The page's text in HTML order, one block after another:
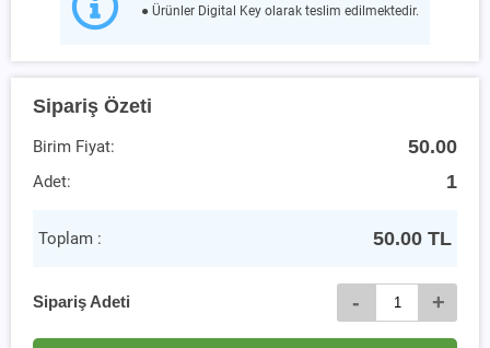
● Ürünler Digital Key olarak teslim edilmektedir.
Sipariş Özeti
Birim Fiyat: 50.00
Adet: 1
Toplam : 50.00 TL
Sipariş Adeti - +